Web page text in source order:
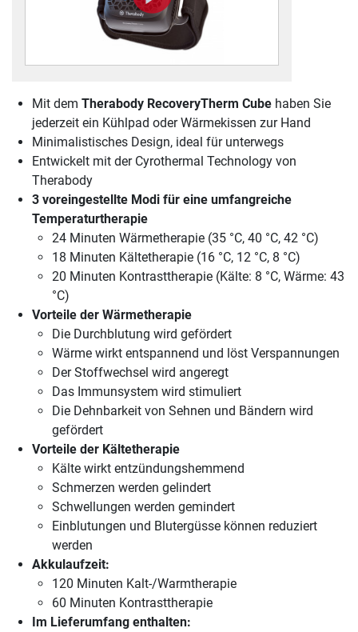
Mit dem Therabody RecoveryTherm Cube haben Sie
jederzeit ein Kühlpad oder Wärmekissen zur Hand
Minimalistisches Design, ideal für unterwegs
Entwickelt mit der Cyrothermal Technology von
Therabody
3 voreingestellte Modi für eine umfangreiche
Temperaturtherapie
24 Minuten Wärmetherapie (35 °C, 40 °C, 42 °C)
18 Minuten Kältetherapie (16 °C, 12 °C, 8 °C)
20 Minuten Kontrasttherapie (Kälte: 8 °C, Wärme: 43
°C)
Vorteile der Wärmetherapie
Die Durchblutung wird gefördert
Wärme wirkt entspannend und löst Verspannungen
Der Stoffwechsel wird angeregt
Das Immunsystem wird stimuliert
Die Dehnbarkeit von Sehnen und Bändern wird
gefördert
Vorteile der Kältetherapie
Kälte wirkt entzündungshemmend
Schmerzen werden gelindert
Schwellungen werden gemindert
Einblutungen und Blutergüsse können reduziert
werden
Akkulaufzeit:
120 Minuten Kalt-/Warmtherapie
60 Minuten Kontrasttherapie
Im Lieferumfang enthalten: